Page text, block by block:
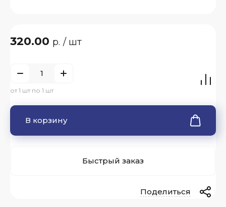
320.00 р. / шт
от 1 шт по 1 шт
В корзину
Быстрый заказ
Поделиться